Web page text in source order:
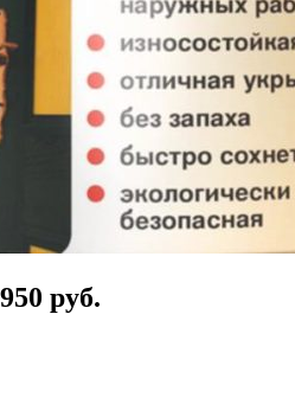
руб.